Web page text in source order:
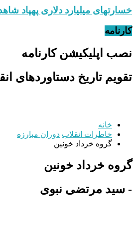
خسارتهای میلیارد دلاری پهپاد
کارنامه
نصب اپلیکیشن کارنامه
تقویم تاریخ دستاوردهای
خانه
خاطرات انقلاب دوران مبارزه
گروه خرداد خونین
گروه خرداد خونین
- سید مرتضی نبوی